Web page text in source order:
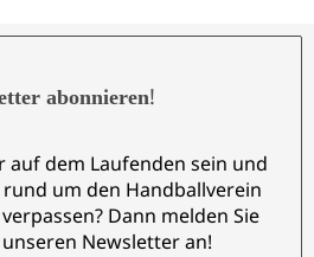
abonnieren!
auf dem Laufenden sein und
um den Handballverein
Dann melden Sie
Newsletter an!